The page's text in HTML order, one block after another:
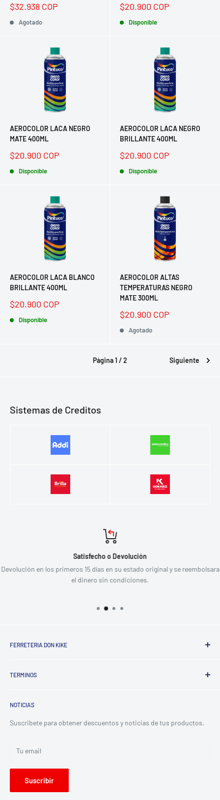
Precio
venta
$32.938 COP
Agotado
Precio
venta
$20.900 COP
Disponible
AEROCOLOR LACA NEGRO
MATE 400ML
Precio
venta
$20.900 COP
Disponible
AEROCOLOR LACA NEGRO
BRILLANTE 400ML
Precio
venta
$20.900 COP
Disponible
AEROCOLOR LACA BLANCO
BRILLANTE 400ML
Precio
venta
$20.900 COP
Disponible
AEROCOLOR ALTAS
TEMPERATURAS NEGRO
MATE 300ML
Precio
venta
$20.900 COP
Agotado
Página 1 / 2 Siguiente
Sistemas de Creditos
Satisfecho o Devolución
Devolución en los primeros 15 días en su estado original y se reembolsara
el dinero sin condiciones.
FERRETERIA DON KIKE
productos para la construccion y ferreteria, ofreciendo
nuestros clientes.
TERMINOS
Politica de reembolso
Politica de privacidad
NOTICIAS
Suscribete para obtener descuentos y noticias de tus productos.
Tu email
Suscribir